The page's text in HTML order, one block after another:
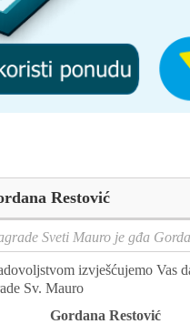
Restović
Sveti Mauro je gđa
izvješćujemo Vas
Sv. Mauro
Gordana Restović